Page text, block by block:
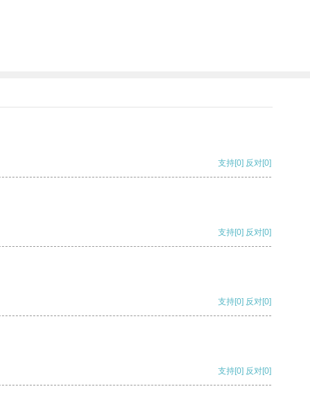
支持[0] 反对[0]
支持[0] 反对[0]
支持[0] 反对[0]
支持[0] 反对[0]